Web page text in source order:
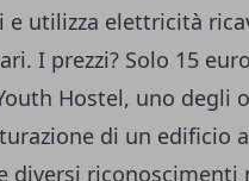
utilizza elettricità
I prezzi? Solo 15
Hostel, uno degli
di un edificio
diversi riconoscimenti